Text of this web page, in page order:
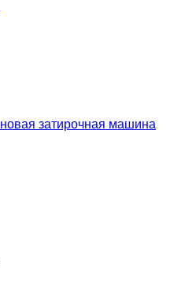
новая затирочная машина